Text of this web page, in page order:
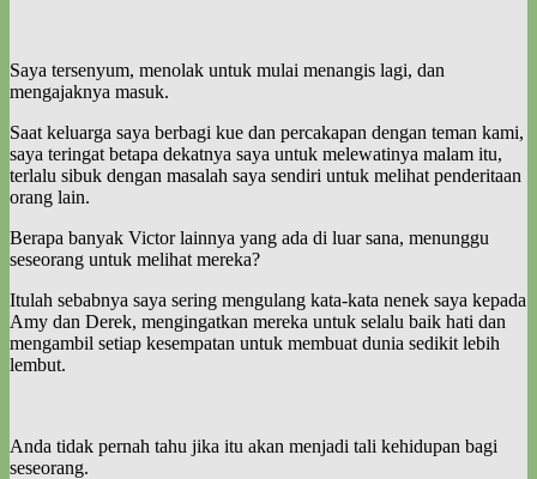
Saya tersenyum, menolak untuk mulai menangis lagi, dan
mengajaknya masuk.
Saat keluarga saya berbagi kue dan percakapan dengan teman kami,
saya teringat betapa dekatnya saya untuk melewatinya malam itu,
terlalu sibuk dengan masalah saya sendiri untuk melihat penderitaan
orang lain.
Berapa banyak Victor lainnya yang ada di luar sana, menunggu
seseorang untuk melihat mereka?
Itulah sebabnya saya sering mengulang kata-kata nenek saya kepada
Amy dan Derek, mengingatkan mereka untuk selalu baik hati dan
mengambil setiap kesempatan untuk membuat dunia sedikit lebih
lembut.
Anda tidak pernah tahu jika itu akan menjadi tali kehidupan bagi
seseorang.